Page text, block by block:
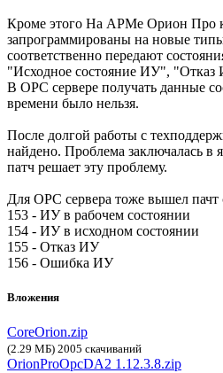
Кроме этого На АРМе Орион Про
запрограммированы на новые
соответственно передают
"Исходное состояние ИУ",
В OPC сервере получать данные
времени было нельзя.
После долгой работы с
найдено. Проблема заключалась в
патч решает эту проблему.
Для OPC сервера тоже вышел пачт
153 - ИУ в рабочем состоянии
154 - ИУ в исходном состоянии
155 - Отказ ИУ
156 - Ошибка ИУ
Вложения
CoreOrion.zip
(2.29 МБ) 2005 скачиваний
OrionProOpcDA2 1.12.3.8.zip